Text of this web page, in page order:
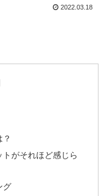
2022.03.18
がそれほど感じら
グ